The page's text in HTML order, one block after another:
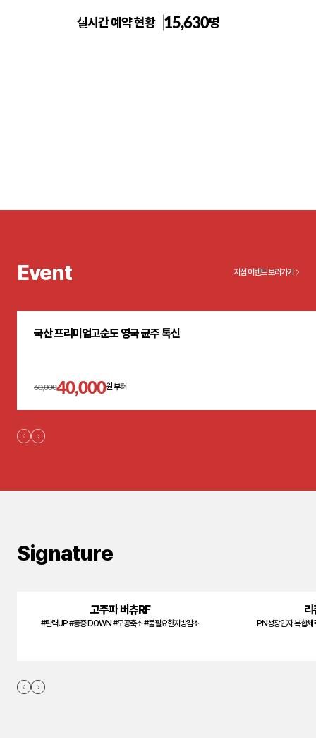
톡스앤필의원 부산서면점
실시간 예약 현황 15,630명
Event 지점 이벤트 보러가기
국산 프리미엄고순도 영국 균주 톡신
60,00040,000원 부터
Signature
고주파 버츄RF
#탄력UP #통증 DOWN #모공축소 #불필요한지방감소 PN성장인자 복합체